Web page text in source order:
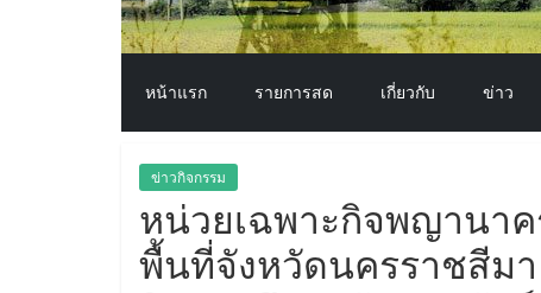
เพื่อ
พัฒนา
คุณภาพ
ชีวิต
หน้าแรก รายการสด เกี่ยวกับ ข่าว
ข่าวกิจกรรม
หน่วยเฉพาะกิจพญานา
พื้นที่จังหวัดนครราชสีม